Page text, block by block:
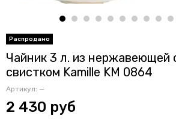
Чайник 3 л. из нержавеющей
свистком Kamille KM 0864
Артикул: —
2 430 руб